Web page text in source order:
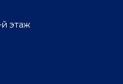
й этаж